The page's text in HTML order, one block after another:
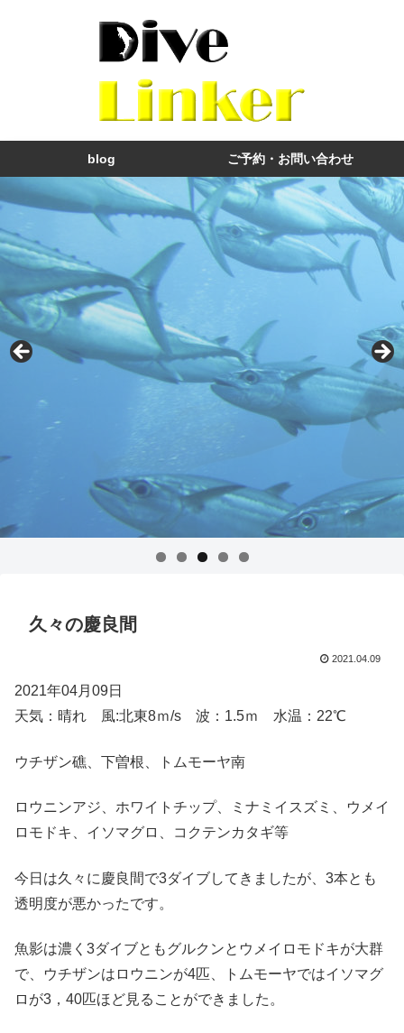
blog ご予約・お問い合わせ
久々の慶良間
2021.04.09
2021年04月09日
天気：晴れ 風:北東8ｍ/s 波：1.5ｍ 水温：22℃
ウチザン礁、下曽根、トムモーヤ南
ロウニンアジ、ホワイトチップ、ミナミイスズミ、ウメイ
ロモドキ、イソマグロ、コクテンカタギ等
今日は久々に慶良間で3ダイブしてきましたが、3本とも
透明度が悪かったです。
魚影は濃く3ダイブともグルクンとウメイロモドキが大群
で、ウチザンはロウニンが4匹、トムモーヤではイソマグ
ロが3，40匹ほど見ることができました。